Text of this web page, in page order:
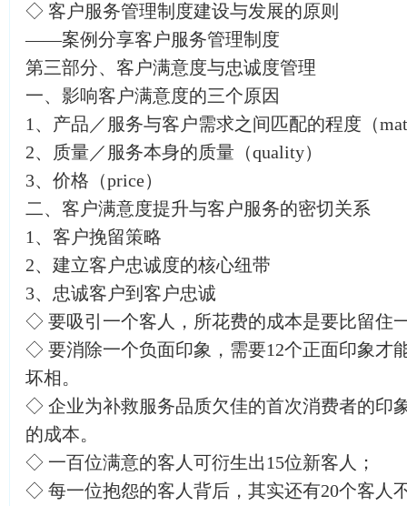
◇ 客户服务管理制度建设与发展的原则
——案例分享客户服务管理制度
第三部分、客户满意度与忠诚度管理
一、影响客户满意度的三个原因
1、产品／服务与客户需求之间匹配的程度（
2、质量／服务本身的质量（quality）
3、价格（price）
二、客户满意度提升与客户服务的密切关系
1、客户挽留策略
2、建立客户忠诚度的核心纽带
3、忠诚客户到客户忠诚
◇ 要吸引一个客人，所花费的成本是要比留
◇ 要消除一个负面印象，需要12个正面印象
坏相。
◇ 企业为补救服务品质欠佳的首次消费者的印
的成本。
◇ 一百位满意的客人可衍生出15位新客人；
◇ 每一位抱怨的客人背后，其实还有20个客人